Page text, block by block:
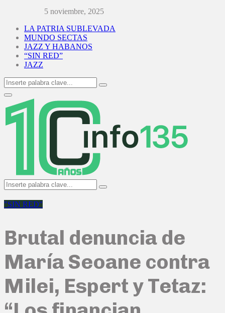
5 noviembre, 2025
LA PATRIA SUBLEVADA
MUNDO SECTAS
JAZZ Y HABANOS
“SIN RED”
JAZZ
Search
for:
Search
Primary
Menu
Search
for:
Search
"SIN RED"
Brutal denuncia de
María Seoane contra
Milei, Espert y Tetaz: